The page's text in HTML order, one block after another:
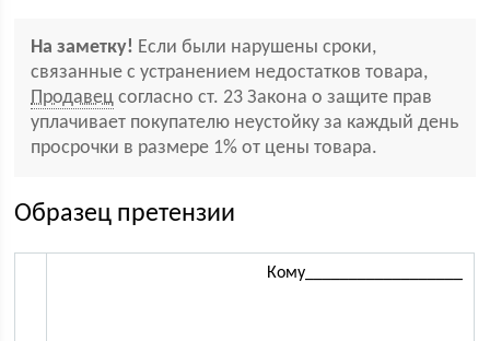
На заметку! Если были нарушены сроки,
связанные с устранением недостатков товара,
Продавец согласно ст. 23 Закона о защите прав
уплачивает покупателю неустойку за каждый день
просрочки в размере 1% от цены товара.
Образец претензии
Кому__________________